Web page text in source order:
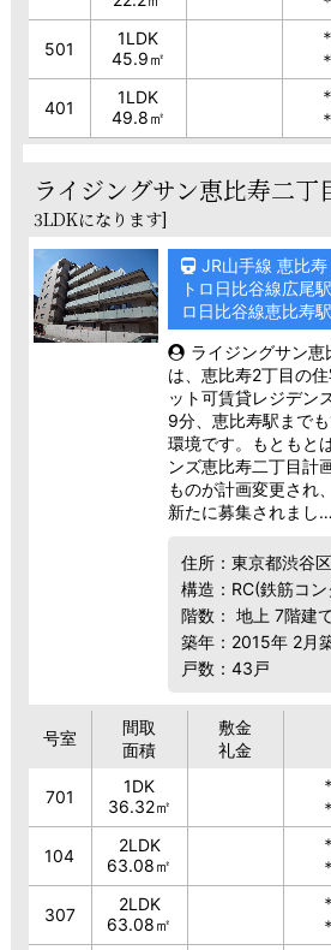
501
1LDK
45.9㎡
401
1LDK
49.8㎡
ライジングサン恵比寿二丁
3LDKになります]
JR山手線 恵比
トロ日比谷線広尾
ロ日比谷線恵比寿
ライジングサン
は、恵比寿2丁目の
ット可賃貸レジデン
9分、恵比寿駅まで
環境です。もともと
ンズ恵比寿二丁目計
ものが計画変更され
新たに募集されまし…
住所：東京都渋谷
構造：RC(鉄筋コ
階数： 地上 7階建
築年：2015年 2月
戸数：43戸
号室
間取
面積
敷金
礼金
701
1DK
36.32㎡
104
2LDK
63.08㎡
307
2LDK
63.08㎡